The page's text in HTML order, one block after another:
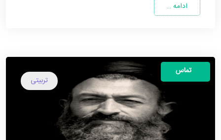
ادامه …
تربیتی
تماس